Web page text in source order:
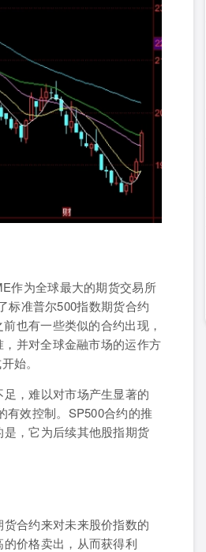
作为全球最大的期货交易所
标准普尔500指数期货合约
也有一些类似的合约出现，
并对全球金融市场的运作方
始。
，难以对市场产生显著的
有效控制。SP500合约的推
，它为后续其他股指期货
合约来对未来股价指数的
价格卖出，从而获得利